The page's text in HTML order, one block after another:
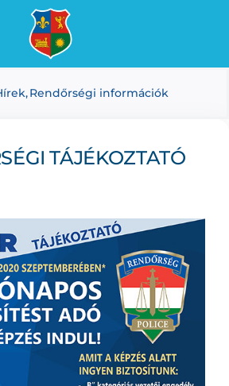
Rendőrségi információk
TÁJÉKOZTATÓ